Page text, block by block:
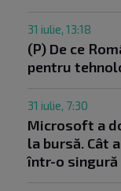
31 iulie, 13:18
(P) De ce
pentru
31 iulie, 7:30
Microsoft a
la bursă. Cât
într-o singură